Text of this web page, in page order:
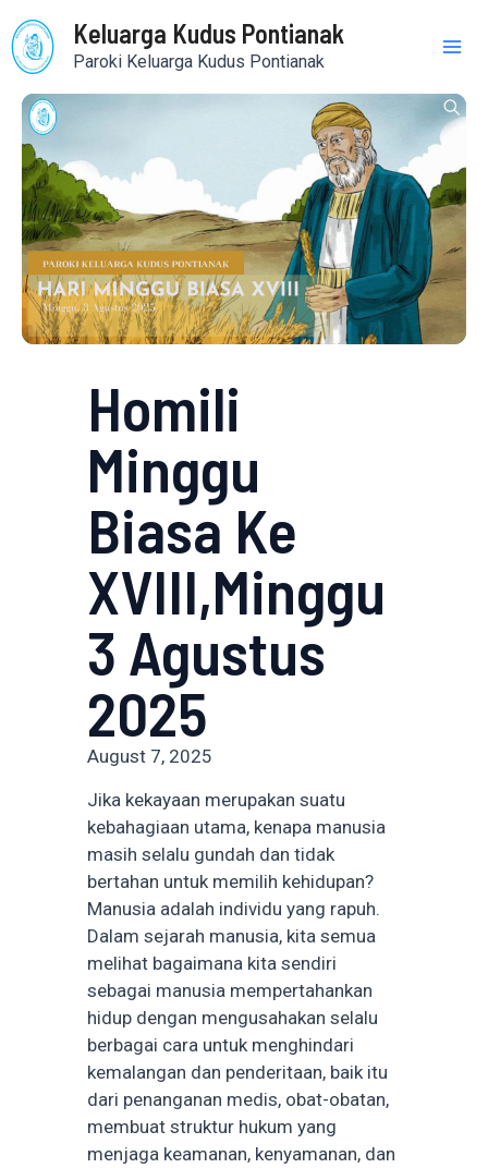
to
content
Keluarga Kudus Pontianak
Paroki Keluarga Kudus Pontianak
Homili
Minggu
Biasa Ke
XVIII,Minggu
3 Agustus
2025
August 7, 2025
Jika kekayaan merupakan suatu
kebahagiaan utama, kenapa manusia
masih selalu gundah dan tidak
bertahan untuk memilih kehidupan?
Manusia adalah individu yang rapuh.
Dalam sejarah manusia, kita semua
melihat bagaimana kita sendiri
sebagai manusia mempertahankan
hidup dengan mengusahakan selalu
berbagai cara untuk menghindari
kemalangan dan penderitaan, baik itu
dari penanganan medis, obat-obatan,
membuat struktur hukum yang
menjaga keamanan, kenyamanan, dan